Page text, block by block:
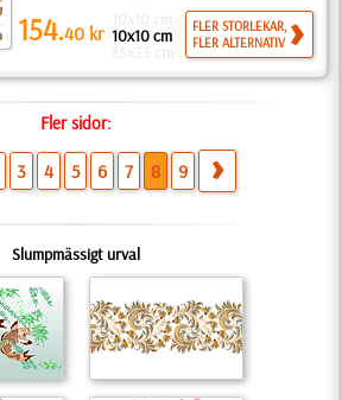
154.40 kr 10x10 cm
FLER STORLEKAR,
FLER ALTERNATIV
Fler sidor:
3 4 5 6 7 8 9
Slumpmässigt urval